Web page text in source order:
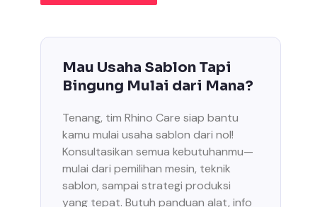
Mau Usaha Sablon Tapi
Bingung Mulai dari Mana?
Tenang, tim Rhino Care siap bantu
kamu mulai usaha sablon dari nol!
Konsultasikan semua kebutuhanmu—
mulai dari pemilihan mesin, teknik
sablon, sampai strategi produksi
yang tepat. Butuh panduan alat, info